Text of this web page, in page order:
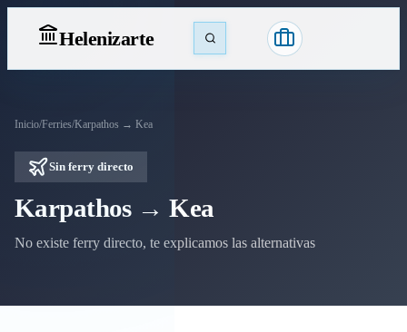
Helenizarte
Inicio/Ferries/Karpathos → Kea
Sin ferry directo
Karpathos → Kea
No existe ferry directo, te explicamos las alternativas